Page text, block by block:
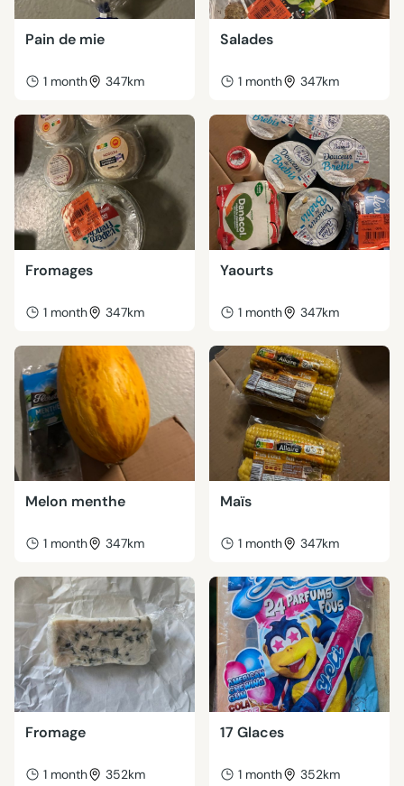
Pain de mie
1 month 347km
Salades
1 month 347km
Fromages
1 month 347km
Yaourts
1 month 347km
Melon menthe
1 month 347km
Maïs
1 month 347km
Fromage
1 month 352km
17 Glaces
1 month 352km